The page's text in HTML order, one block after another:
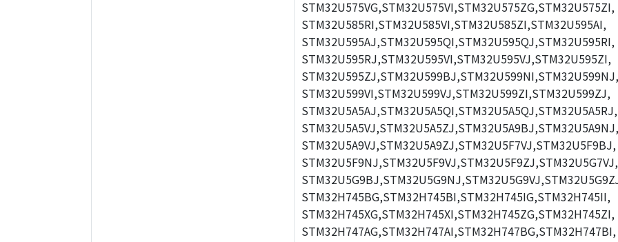
STM32U575VG,STM32U575VI,STM32U575ZG,STM32U575ZI,
STM32U585RI,STM32U585VI,STM32U585ZI,STM32U595AI,
STM32U595AJ,STM32U595QI,STM32U595QJ,STM32U595RI,
STM32U595RJ,STM32U595VI,STM32U595VJ,STM32U595ZI,
STM32U595ZJ,STM32U599BJ,STM32U599NI,STM32U599NJ,
STM32U599VI,STM32U599VJ,STM32U599ZI,STM32U599ZJ,
STM32U5A5AJ,STM32U5A5QI,STM32U5A5QJ,STM32U5A5RJ,
STM32U5A5VJ,STM32U5A5ZJ,STM32U5A9BJ,STM32U5A9NJ,
STM32U5A9VJ,STM32U5A9ZJ,STM32U5F7VJ,STM32U5F9BJ,
STM32U5F9NJ,STM32U5F9VJ,STM32U5F9ZJ,STM32U5G7VJ,
STM32H745BG,STM32H745BI,STM32H745IG,STM32H745II,
STM32H745XG,STM32H745XI,STM32H745ZG,STM32H745ZI,
STM32H747AG,STM32H747AI,STM32H747BG,STM32H747BI,